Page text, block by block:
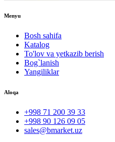
Menyu
Bosh sahifa
Katalog
To'lov va yetkazib berish
Bog`lanish
Yangiliklar
Aloqa
+998 71 200 39 33
+998 90 126 09 05
sales@bmarket.uz